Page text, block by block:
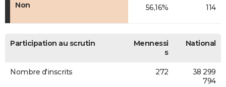
Non 56,16% 114
Participation au scrutin
Mennessi
s
National
Nombre d'inscrits 272
38 299
794